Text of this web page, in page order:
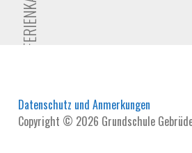
Datenschutz und Anmerkungen
Copyright © 2026 Grundschule